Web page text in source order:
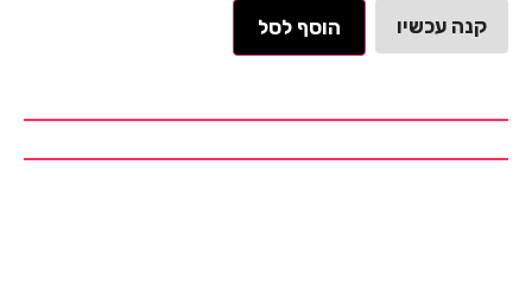
קנה עכשיו הוסף לסל